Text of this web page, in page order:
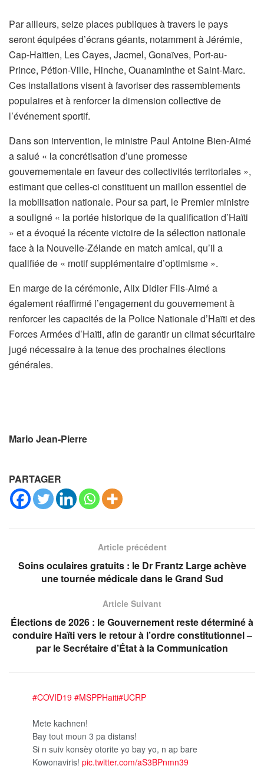
Par ailleurs, seize places publiques à travers le pays
seront équipées d’écrans géants, notamment à Jérémie,
Cap-Haïtien, Les Cayes, Jacmel, Gonaïves, Port-au-
Prince, Pétion-Ville, Hinche, Ouanaminthe et Saint-Marc.
Ces installations visent à favoriser des rassemblements
populaires et à renforcer la dimension collective de
l’événement sportif.
Dans son intervention, le ministre Paul Antoine Bien-Aimé
a salué « la concrétisation d’une promesse
gouvernementale en faveur des collectivités territoriales »,
estimant que celles-ci constituent un maillon essentiel de
la mobilisation nationale. Pour sa part, le Premier ministre
a souligné « la portée historique de la qualification d’Haïti
» et a évoqué la récente victoire de la sélection nationale
face à la Nouvelle-Zélande en match amical, qu’il a
qualifiée de « motif supplémentaire d’optimisme ».
En marge de la cérémonie, Alix Didier Fils-Aimé a
également réaffirmé l’engagement du gouvernement à
renforcer les capacités de la Police Nationale d’Haïti et des
Forces Armées d’Haïti, afin de garantir un climat sécuritaire
jugé nécessaire à la tenue des prochaines élections
générales.
Mario Jean-Pierre
PARTAGER
Article précédent
Soins oculaires gratuits : le Dr Frantz Large achève
une tournée médicale dans le Grand Sud
Article Suivant
Élections de 2026 : le Gouvernement reste déterminé à
conduire Haïti vers le retour à l’ordre constitutionnel –
par le Secrétaire d’État à la Communication
#COVID19 #MSPPHaiti#UCRP
Mete kachnen!
Bay tout moun 3 pa distans!
Si n suiv konsèy otorite yo bay yo, n ap bare
Kowonaviris! pic.twitter.com/aS3BPnmn39